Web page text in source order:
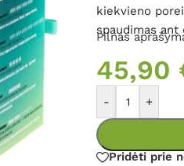
kiekvieno
spaudimas
Pilnas
45,90
- +
Pridėti prie